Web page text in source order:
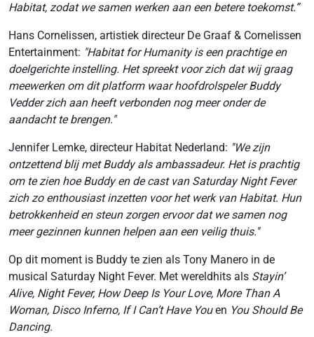
Habitat, zodat we samen werken aan een betere toekomst.”
Hans Cornelissen, artistiek directeur De Graaf & Cornelissen
Entertainment: "Habitat for Humanity is een prachtige en
doelgerichte instelling. Het spreekt voor zich dat wij graag
meewerken om dit platform waar hoofdrolspeler Buddy
Vedder zich aan heeft verbonden nog meer onder de
aandacht te brengen."
Jennifer Lemke, directeur Habitat Nederland: ''We zijn
ontzettend blij met Buddy als ambassadeur. Het is prachtig
om te zien hoe Buddy en de cast van Saturday Night Fever
zich zo enthousiast inzetten voor het werk van Habitat. Hun
betrokkenheid en steun zorgen ervoor dat we samen nog
meer gezinnen kunnen helpen aan een veilig thuis.''
Op dit moment is Buddy te zien als Tony Manero in de
musical Saturday Night Fever. Met wereldhits als Stayin’
Alive, Night Fever, How Deep Is Your Love, More Than A
Woman, Disco Inferno, If I Can’t Have Youen You Should Be
Dancing.